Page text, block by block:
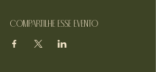
Compartilhe esse evento